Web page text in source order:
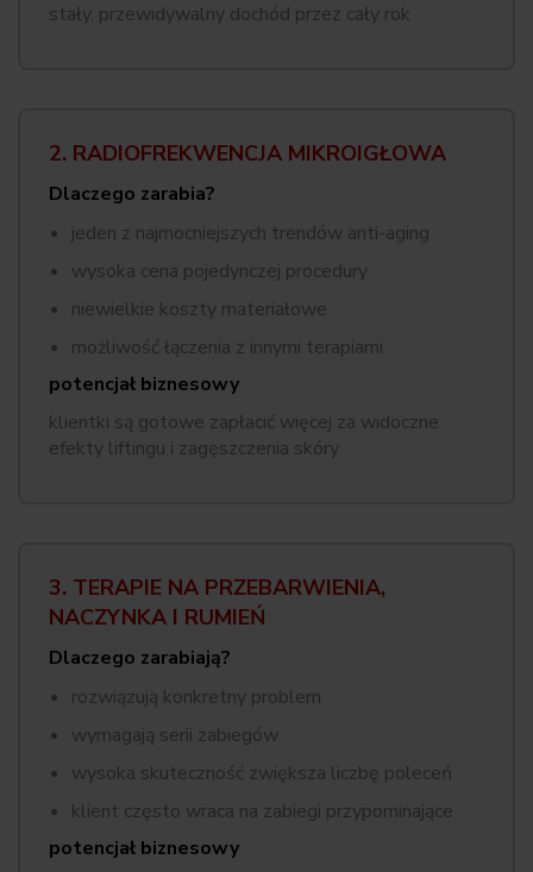
stały, przewidywalny dochód przez cały rok
2. RADIOFREKWENCJA MIKROIGŁOWA
Dlaczego zarabia?
jeden z najmocniejszych trendów anti-aging
wysoka cena pojedynczej procedury
niewielkie koszty materiałowe
możliwość łączenia z innymi terapiami
potencjał biznesowy
klientki są gotowe zapłacić więcej za widoczne
efekty liftingu i zagęszczenia skóry
3. TERAPIE NA PRZEBARWIENIA,
NACZYNKA I RUMIEŃ
Dlaczego zarabiają?
rozwiązują konkretny problem
wymagają serii zabiegów
wysoka skuteczność zwiększa liczbę poleceń
klient często wraca na zabiegi przypominające
potencjał biznesowy